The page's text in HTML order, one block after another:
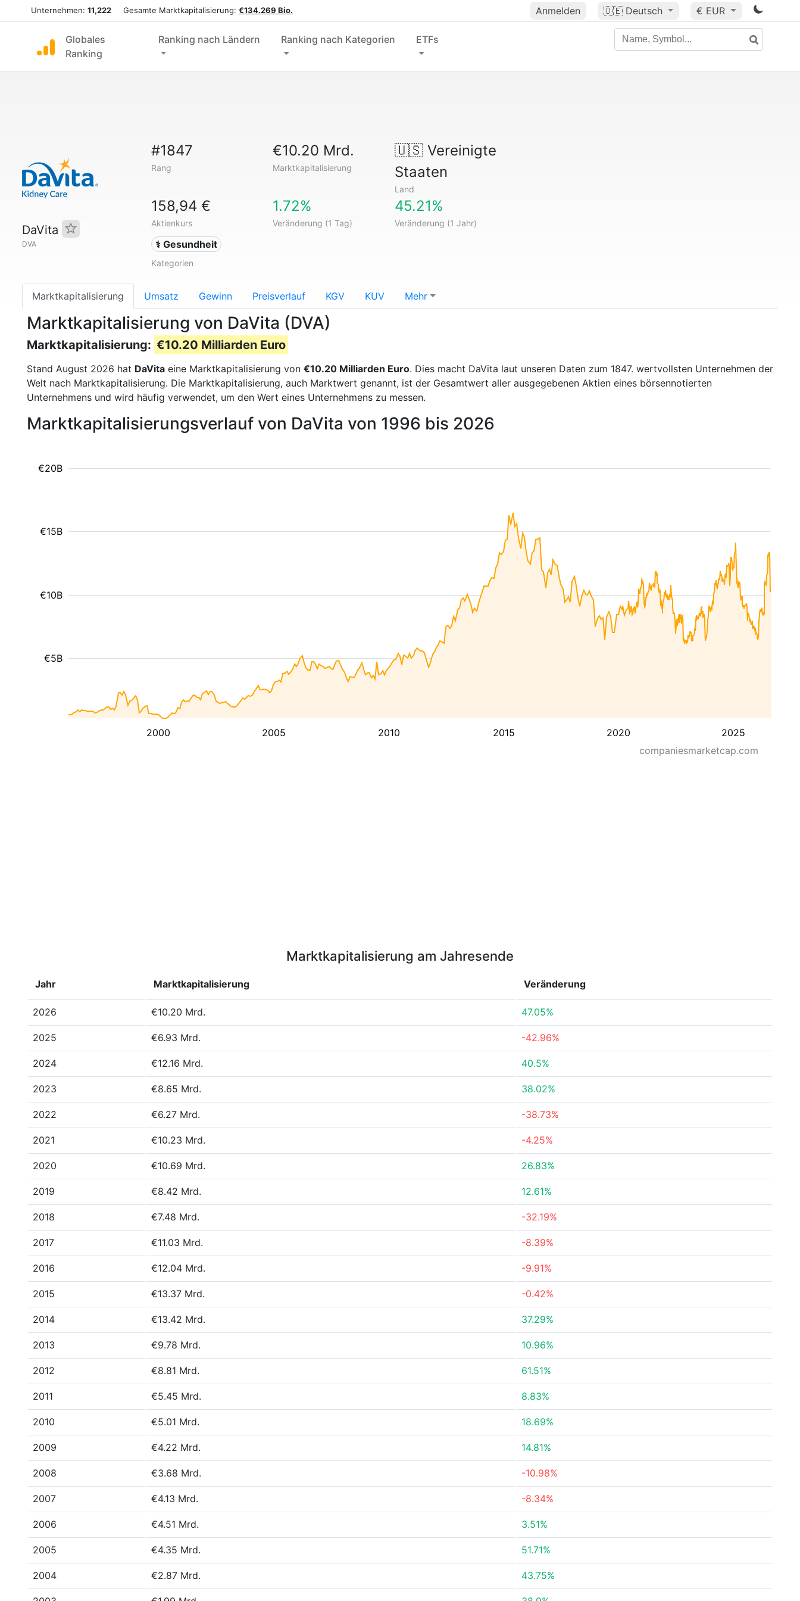
Unternehmen: 11,222 Gesamte Marktkapitalisierung: €134.269 Bio. Anmelden 🇩🇪 Deutsch € EUR
Globales
Ranking
Ranking nach Ländern Ranking nach Kategorien ETFs
DaVita
DVA
#1847
Rang
€10.20 Mrd.
Marktkapitalisierung
🇺🇸Vereinigte
Staaten
Land
158,94 €
Aktienkurs
1.72%
Veränderung (1 Tag)
45.21%
Veränderung (1 Jahr)
⚕️ Gesundheit
Kategorien
Marktkapitalisierung Umsatz Gewinn Preisverlauf KGV KUV Mehr
Marktkapitalisierung von DaVita (DVA)
Marktkapitalisierung: €10.20 Milliarden Euro
Stand August 2026 hat DaVita eine Marktkapitalisierung von €10.20 Milliarden Euro. Dies macht DaVita laut unseren Daten zum 1847. wertvollsten Unternehmen der
Welt nach Marktkapitalisierung. Die Marktkapitalisierung, auch Marktwert genannt, ist der Gesamtwert aller ausgegebenen Aktien eines börsennotierten
Unternehmens und wird häufig verwendet, um den Wert eines Unternehmens zu messen.
Marktkapitalisierungsverlauf von DaVita von 1996 bis 2026
2000 2005 2010 2015 2020 2025
€5B
€10B
€15B
€20B
companiesmarketcap.com
Marktkapitalisierung am Jahresende
Jahr Marktkapitalisierung Veränderung
2026 €10.20 Mrd. 47.05%
2025 €6.93 Mrd. -42.96%
2024 €12.16 Mrd. 40.5%
2023 €8.65 Mrd. 38.02%
2022 €6.27 Mrd. -38.73%
2021 €10.23 Mrd. -4.25%
2020 €10.69 Mrd. 26.83%
2019 €8.42 Mrd. 12.61%
2018 €7.48 Mrd. -32.19%
2017 €11.03 Mrd. -8.39%
2016 €12.04 Mrd. -9.91%
2015 €13.37 Mrd. -0.42%
2014 €13.42 Mrd. 37.29%
2013 €9.78 Mrd. 10.96%
2012 €8.81 Mrd. 61.51%
2011 €5.45 Mrd. 8.83%
2010 €5.01 Mrd. 18.69%
2009 €4.22 Mrd. 14.81%
2008 €3.68 Mrd. -10.98%
2007 €4.13 Mrd. -8.34%
2006 €4.51 Mrd. 3.51%
2005 €4.35 Mrd. 51.71%
2004 €2.87 Mrd. 43.75%